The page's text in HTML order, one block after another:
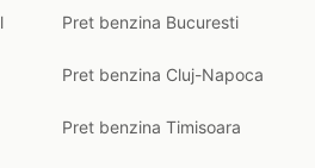
Pret benzina Bucuresti
Pret benzina Cluj-Napoca
Pret benzina Timisoara